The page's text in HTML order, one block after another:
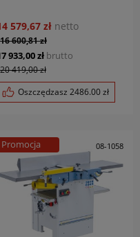
933,00 zł brutto
20 419,00 zł
Oszczędzasz 2486.00zł
579,67 zł netto
16 600,81 zł
08-1058
Promocja